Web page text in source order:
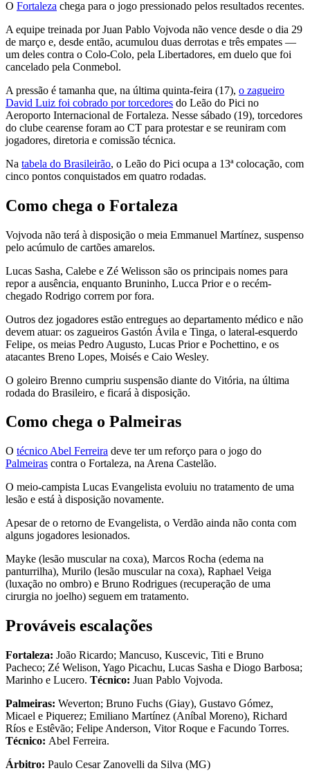
O Fortaleza chega para o jogo pressionado pelos resultados recentes.
A equipe treinada por Juan Pablo Vojvoda não vence desde o dia 29
de março e, desde então, acumulou duas derrotas e três empates —
um deles contra o Colo-Colo, pela Libertadores, em duelo que foi
cancelado pela Conmebol.
A pressão é tamanha que, na última quinta-feira (17), o zagueiro
David Luiz foi cobrado por torcedores do Leão do Pici no
Aeroporto Internacional de Fortaleza. Nesse sábado (19), torcedores
do clube cearense foram ao CT para protestar e se reuniram com
jogadores, diretoria e comissão técnica.
Na tabela do Brasileirão, o Leão do Pici ocupa a 13ª colocação, com
cinco pontos conquistados em quatro rodadas.
Como chega o Fortaleza
Vojvoda não terá à disposição o meia Emmanuel Martínez, suspenso
pelo acúmulo de cartões amarelos.
Lucas Sasha, Calebe e Zé Welisson são os principais nomes para
repor a ausência, enquanto Bruninho, Lucca Prior e o recém-
chegado Rodrigo correm por fora.
Outros dez jogadores estão entregues ao departamento médico e não
devem atuar: os zagueiros Gastón Ávila e Tinga, o lateral-esquerdo
Felipe, os meias Pedro Augusto, Lucas Prior e Pochettino, e os
atacantes Breno Lopes, Moisés e Caio Wesley.
O goleiro Brenno cumpriu suspensão diante do Vitória, na última
rodada do Brasileiro, e ficará à disposição.
Como chega o Palmeiras
O técnico Abel Ferreira deve ter um reforço para o jogo do
Palmeiras contra o Fortaleza, na Arena Castelão.
O meio-campista Lucas Evangelista evoluiu no tratamento de uma
lesão e está à disposição novamente.
Apesar de o retorno de Evangelista, o Verdão ainda não conta com
alguns jogadores lesionados.
Mayke (lesão muscular na coxa), Marcos Rocha (edema na
panturrilha), Murilo (lesão muscular na coxa), Raphael Veiga
(luxação no ombro) e Bruno Rodrigues (recuperação de uma
cirurgia no joelho) seguem em tratamento.
Prováveis escalações
Fortaleza: João Ricardo; Mancuso, Kuscevic, Titi e Bruno
Pacheco; Zé Welison, Yago Picachu, Lucas Sasha e Diogo Barbosa;
Marinho e Lucero. Técnico: Juan Pablo Vojvoda.
Palmeiras: Weverton; Bruno Fuchs (Giay), Gustavo Gómez,
Micael e Piquerez; Emiliano Martínez (Aníbal Moreno), Richard
Ríos e Estêvão; Felipe Anderson, Vitor Roque e Facundo Torres.
Técnico: Abel Ferreira.
Árbitro: Paulo Cesar Zanovelli da Silva (MG)